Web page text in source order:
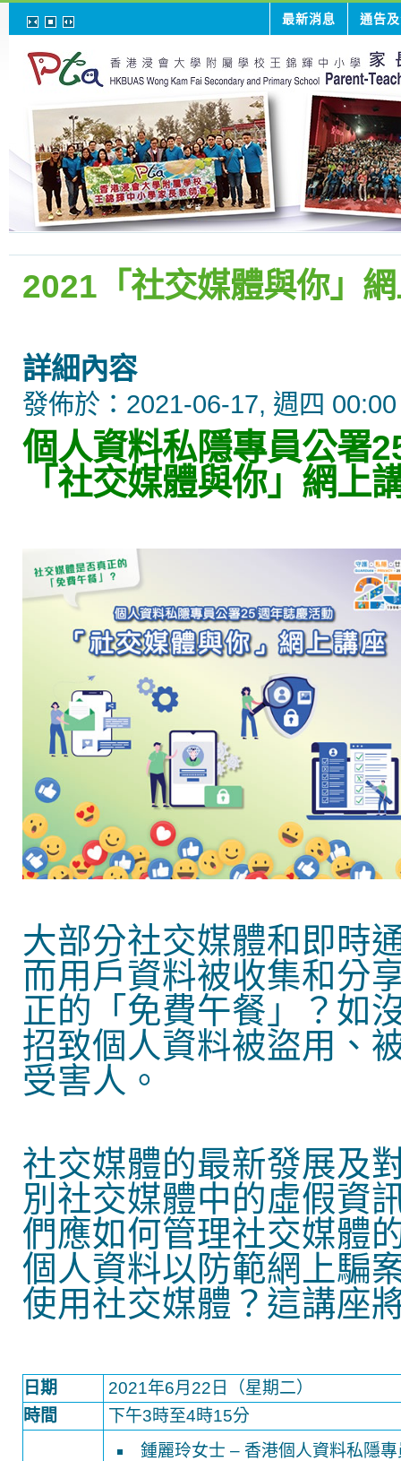
最新消息 通告
2021「社交媒體與你」
詳細內容
發佈於：2021-06-17, 週四 00:00
個人資料私隱專員公署
「社交媒體與你」網上
大部分社交媒體和即時
而用戶資料被收集和分
正的「免費午餐」？如
招致個人資料被盜用、
受害人。
社交媒體的最新發展及
別社交媒體中的虛假資
們應如何管理社交媒體
個人資料以防範網上騙
使用社交媒體？這講座
日期
2021年6月22日（星期二）
時間
下午3時至4時15分
鍾麗玲女士 – 香港個人資料私隱專